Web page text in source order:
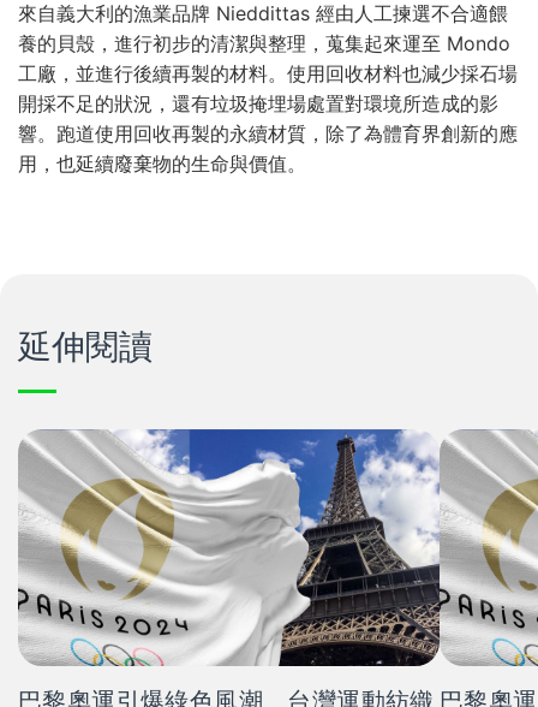
來自義大利的漁業品牌 Nieddittas 經由人工揀選不合適餵
養的貝殼，進行初步的清潔與整理，蒐集起來運至 Mondo
工廠，並進行後續再製的材料。使用回收材料也減少採石場
開採不足的狀況，還有垃圾掩埋場處置對環境所造成的影
響。跑道使用回收再製的永續材質，除了為體育界創新的應
用，也延續廢棄物的生命與價值。
延伸閱讀